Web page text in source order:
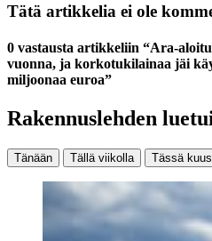
Tätä artikkelia ei ole
0 vastausta artikkeliin “Ara-
vuonna, ja korkotukilainaa jäi
miljoonaa euroa”
Rakennuslehden
Tänään Tällä viikolla Tässä